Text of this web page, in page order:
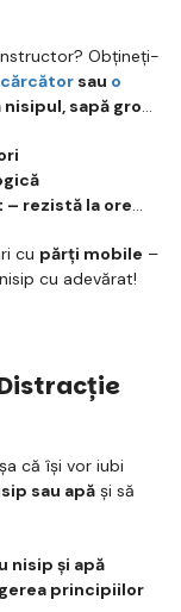
Obțineți-
sau o
sapă gropi
rezistă la ore
cu părți mobile –
cu adevărat!
că își vor iubi
sau apă și să
nisip și apă
principiilor